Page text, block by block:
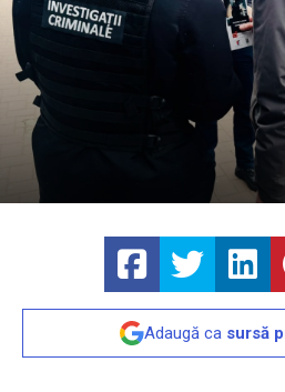
Adaugă ca sursă